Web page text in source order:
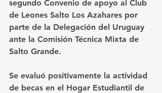
segundo Convenio de apoyo al Club
de Leones Salto Los Azahares por
parte de la Delegación del Uruguay
ante la Comisión Técnica Mixta de
Salto Grande.
Se evaluó positivamente la actividad
de becas en el Hogar Estudiantil de